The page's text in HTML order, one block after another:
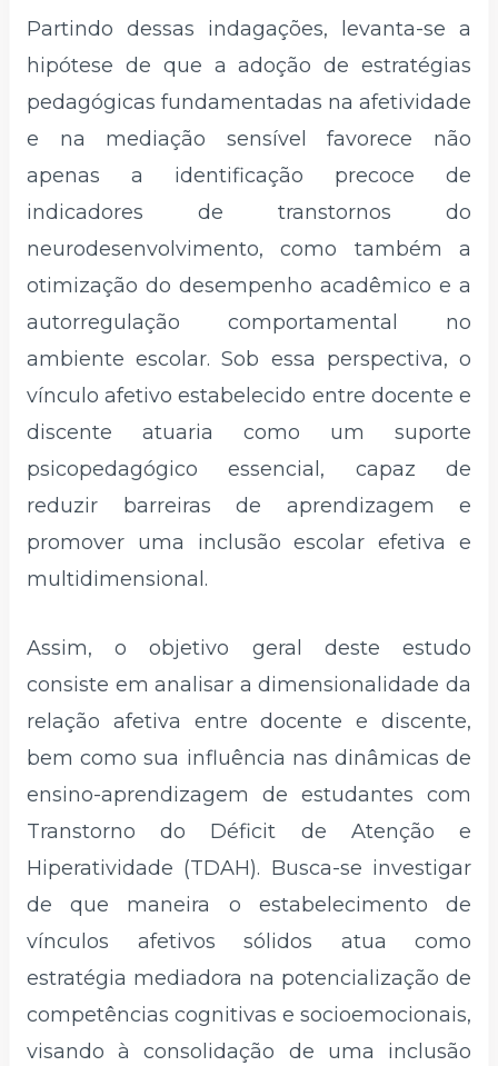
Partindo dessas indagações, levanta-se a
hipótese de que a adoção de estratégias
pedagógicas fundamentadas na afetividade
e na mediação sensível favorece não
apenas a identificação precoce de
indicadores de transtornos do
neurodesenvolvimento, como também a
otimização do desempenho acadêmico e a
autorregulação comportamental no
ambiente escolar. Sob essa perspectiva, o
vínculo afetivo estabelecido entre docente e
discente atuaria como um suporte
psicopedagógico essencial, capaz de
reduzir barreiras de aprendizagem e
promover uma inclusão escolar efetiva e
multidimensional.
Assim, o objetivo geral deste estudo
consiste em analisar a dimensionalidade da
relação afetiva entre docente e discente,
bem como sua influência nas dinâmicas de
ensino-aprendizagem de estudantes com
Transtorno do Déficit de Atenção e
Hiperatividade (TDAH). Busca-se investigar
de que maneira o estabelecimento de
vínculos afetivos sólidos atua como
estratégia mediadora na potencialização de
competências cognitivas e socioemocionais,
visando à consolidação de uma inclusão